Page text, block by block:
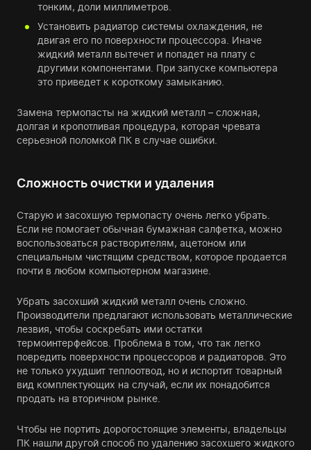
тонким, доли миллиметров.
Установить радиатор системы охлаждения, не
двигая его по поверхности процессора. Иначе
жидкий металл вытечет и попадет на плату с
другими компонентами. При запуске компьютера
это приведет к короткому замыканию.
Замена термопасты на жидкий металл – сложная,
долгая и кропотливая процедура, которая чревата
серьезной поломкой ПК в случае ошибки.
Сложность очистки и удаления
Старую и засохшую термопасту очень легко убрать.
Если не помогает обычная бумажная салфетка, можно
воспользоваться растворителям, ацетоном или
специальным чистящим средством, которое продается
почти в любом компьютерном магазине.
Убрать засохший жидкий металл очень сложно.
Производители предлагают использовать металлические
лезвия, чтобы соскребать ими остатки
термоинтерфейсов. Проблема в том, что так легко
повредить поверхности процессоров и радиаторов. Это
не только ухудшит теплоотвод, но и испортит товарный
вид комплектующих на случай, если их понадобится
продать на вторичном рынке.
Чтобы не портить дорогостоящие элементы, владельцы
ПК нашли другой способ по удалению засохшего жидкого